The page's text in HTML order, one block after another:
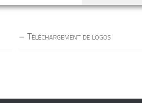
Téléchargement de logos